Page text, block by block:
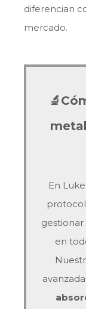
diferencian
mercado.
En
gestionar
en